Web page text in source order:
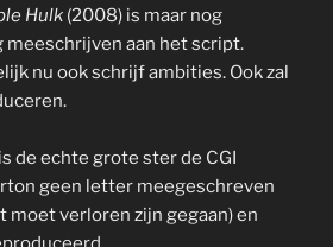
Hulk (2008) is maar nog
meeschrijven aan het script.
nu ook schrijf ambities. Ook zal
de echte grote ster de CGI
geen letter meegeschreven
moet verloren zijn gegaan) en